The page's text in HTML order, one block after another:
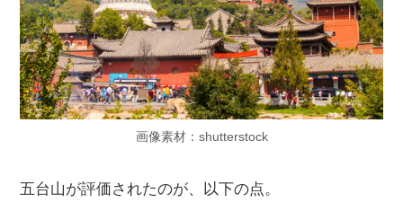
画像素材：shutterstock
五台山が評価されたのが、以下の点。